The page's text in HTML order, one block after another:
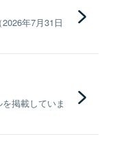
年7月31日
掲載していま